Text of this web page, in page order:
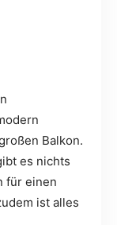
Balkon.
es nichts
für einen
ist alles